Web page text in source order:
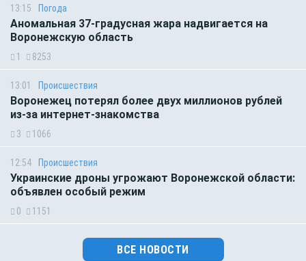
13:15 Погода
Аномальная 37-градусная жара надвигается на
Воронежскую область
1 8253
13:01 Происшествия
Воронежец потерял более двух миллионов рублей
из-за интернет-знакомства
3 1066
12:54 Происшествия
Украинские дроны угрожают Воронежской области:
объявлен особый режим
0 1151
ВСЕ НОВОСТИ